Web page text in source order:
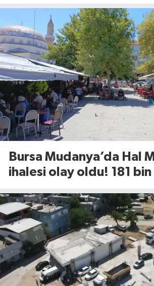
söndürüldü
Bursa Mudanya’da Hal
ihalesi olay oldu! 181 bin